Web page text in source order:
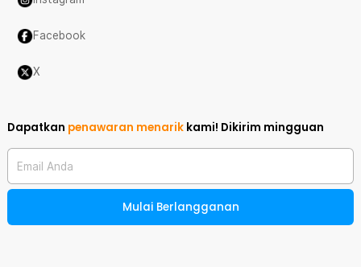
Facebook
X
Dapatkan penawaran menarik kami! Dikirim mingguan
Email Anda
Mulai Berlangganan